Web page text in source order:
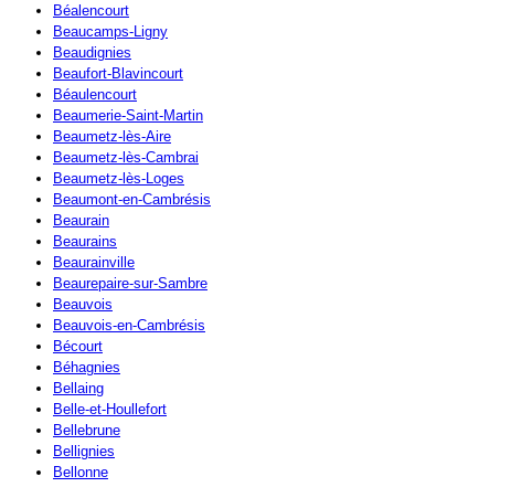
Béalencourt
Beaucamps-Ligny
Beaudignies
Beaufort-Blavincourt
Béaulencourt
Beaumerie-Saint-Martin
Beaumetz-lès-Aire
Beaumetz-lès-Cambrai
Beaumetz-lès-Loges
Beaumont-en-Cambrésis
Beaurain
Beaurains
Beaurainville
Beaurepaire-sur-Sambre
Beauvois
Beauvois-en-Cambrésis
Bécourt
Béhagnies
Bellaing
Belle-et-Houllefort
Bellebrune
Bellignies
Bellonne